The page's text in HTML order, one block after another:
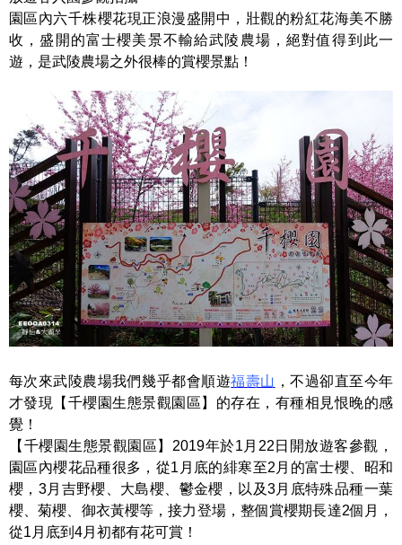
園區內六千株櫻花現正浪漫盛開中，壯觀的粉紅花海美不勝
收，盛開的富士櫻美景不輸給武陵農場，絕對值得到此一
遊，是武陵農場之外很棒的賞櫻景點！
每次來武陵農場我們幾乎都會順遊福壽山 ，不過卻直至今年
才發現【千櫻園生態景觀園區】的存在，有種相見恨晚的感
覺！
【千櫻園生態景觀園區】2019年於1月22日開放遊客參觀，
園區內櫻花品種很多，從1月底的緋寒至2月的富士櫻、昭和
櫻，3月吉野櫻、大島櫻、鬱金櫻，以及3月底特殊品種一葉
櫻、菊櫻、御衣黃櫻等，接力登場，整個賞櫻期長達2個月，
從1月底到4月初都有花可賞！